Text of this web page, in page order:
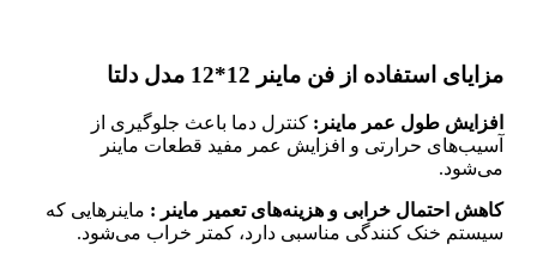
مزایای استفاده از فن ماینر 12*12 مدل دلتا
افزایش طول عمر ماینر: کنترل دما باعث جلوگیری از
آسیب‌های حرارتی و افزایش عمر مفید قطعات ماینر
می‌شود.
کاهش احتمال خرابی و هزینه‌های تعمیر ماینر : ماینرهایی که
سیستم خنک ‌کنندگی مناسبی دارد، کمتر خراب می‌شود.